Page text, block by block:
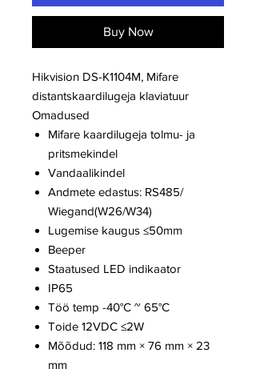
Buy Now
Hikvision DS-K1104M, Mifare
distantskaardilugeja klaviatuur
Omadused
Mifare kaardilugeja tolmu- ja
pritsmekindel
Vandaalikindel
Andmete edastus: RS485/
Wiegand(W26/W34)
Lugemise kaugus ≤50mm
Beeper
Staatused LED indikaator
IP65
Töö temp -40°C ~ 65°C
Toide 12VDC ≤2W
Mõõdud: 118 mm × 76 mm × 23
mm